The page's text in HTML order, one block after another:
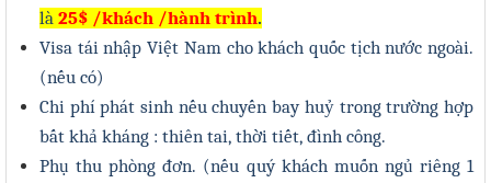
là 25$ /khách /hành trình.
Visa tái nhập Việt Nam cho khách quốc tịch nước ngoài.
(nếu có)
Chi phí phát sinh nếu chuyến bay huỷ trong trường hợp
bất khả kháng : thiên tai, thời tiết, đình công.
Phụ thu phòng đơn. (nếu quý khách muốn ngủ riêng 1